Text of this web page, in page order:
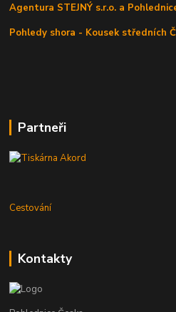
Agentura STEJNÝ s.r.o. a
Pohledy shora - Kousek středních
Partneři
Cestování
Kontakty